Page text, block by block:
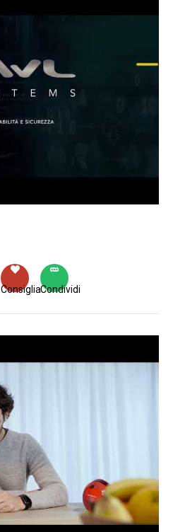
Condividi
Consiglia